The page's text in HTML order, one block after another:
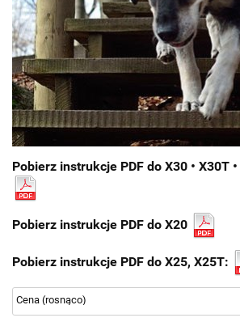
Pobierz instrukcje PDF do X30 • X30T
Pobierz instrukcje PDF do X20
Pobierz instrukcje PDF do X25, X25T: